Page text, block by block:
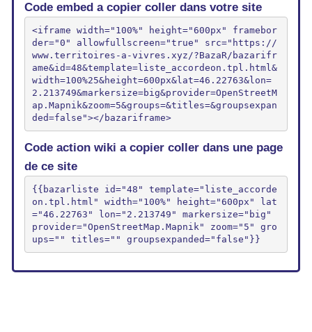
Code embed a copier coller dans votre site
<iframe width="100%" height="600px" framebor
der="0" allowfullscreen="true" src="https://
www.territoires-a-vivres.xyz/?BazaR/bazarifr
ame&id=48&template=liste_accordeon.tpl.html&
width=100%25&height=600px&lat=46.22763&lon=
2.213749&markersize=big&provider=OpenStreetM
ap.Mapnik&zoom=5&groups=&titles=&groupsexpan
ded=false"></bazariframe>
Code action wiki a copier coller dans une page
de ce site
{{bazarliste id="48" template="liste_accorde
on.tpl.html" width="100%" height="600px" lat
="46.22763" lon="2.213749" markersize="big"
provider="OpenStreetMap.Mapnik" zoom="5" gro
ups="" titles="" groupsexpanded="false"}}